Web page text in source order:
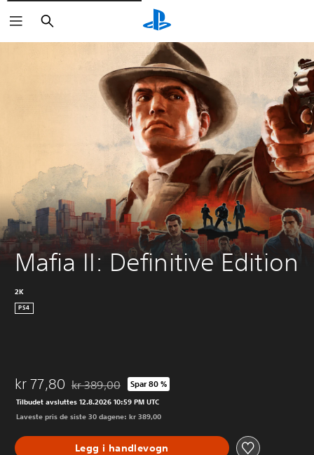
Søk
Mafia II: Definitive Edition
2K
PS4
kr 77,80 Nedsatt fra opprinnelig pris på kr 389,00
kr 389,00 Spar 80 %
Tilbudet avsluttes 12.8.2026 10:59 PM UTC
Laveste pris de siste 30 dagene: kr 389,00
Legg i handlevogn